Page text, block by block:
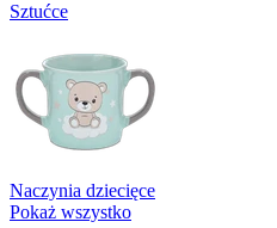
Sztućce
Naczynia dziecięce
Pokaż wszystko